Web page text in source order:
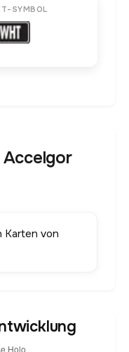
SYMBOL
Karten von